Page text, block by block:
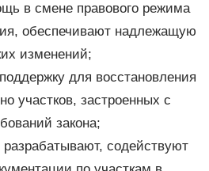
в смене правового режима
обеспечивают надлежащую
изменений;
для восстановления
участков, застроенных с
закона;
разрабатывают, содействуют